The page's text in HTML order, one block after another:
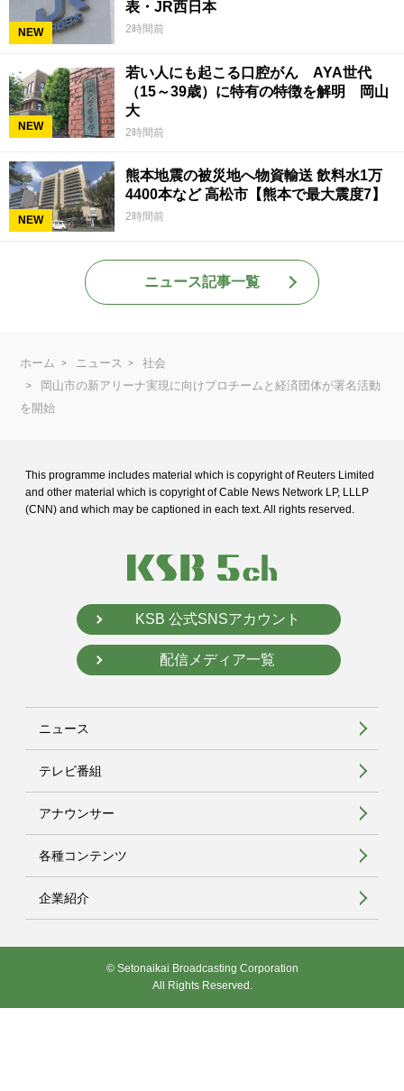
NEW
表・JR西日本
2時間前
NEW
若い人にも起こる口腔がん AYA世代
（15～39歳）に特有の特徴を解明 岡山
大
2時間前
NEW
熊本地震の被災地へ物資輸送 飲料水1万
4400本など 高松市【熊本で最大震度7】
2時間前
ニュース記事一覧
ホーム ニュース
社会
岡山市の新アリーナ実現に向けプロチームと経済団体が署名活動
を開始
This programme includes material which is copyright of Reuters Limited
and other material which is copyright of Cable News Network LP, LLLP
(CNN) and which may be captioned in each text. All rights reserved.
KSB 公式SNSアカウント
配信メディア一覧
ニュース
テレビ番組
アナウンサー
各種コンテンツ
企業紹介
© Setonaikai Broadcasting Corporation
All Rights Reserved.